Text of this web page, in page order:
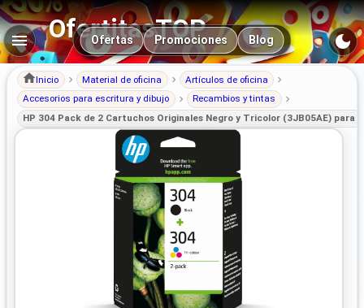
OfertitasTOP
Navegación principal
Ofertas Promociones Blog
Inicio Material de oficina
Artículos de oficina
Accesorios para escritura y dibujo
Recambios y tintas
HP 304 Pack de 2 Cartuchos Originales Negro y Tricolor (3JB05AE) para